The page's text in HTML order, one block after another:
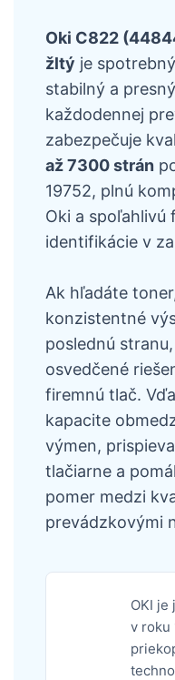
Oki C822
žltý je
stabilný a
každodennej
zabezpečuje
až 7300 strán
19752, plnú
Oki a spoľahlivú
identifikácie v
Ak hľadáte
konzistentné
poslednú stranu,
osvedčené
firemnú tlač.
kapacite
výmen,
tlačiarne a
pomer medzi
prevádzkovými
OKI je
v roku